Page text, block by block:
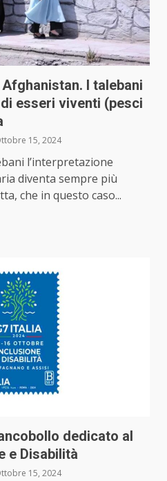
I talebani
esseri viventi (pesci
15, 2024
l’interpretazione
diventa sempre più
che in questo caso...
dedicato al
e Disabilità
15, 2024